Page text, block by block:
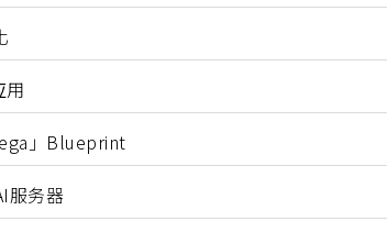
用
」Blueprint
服务器